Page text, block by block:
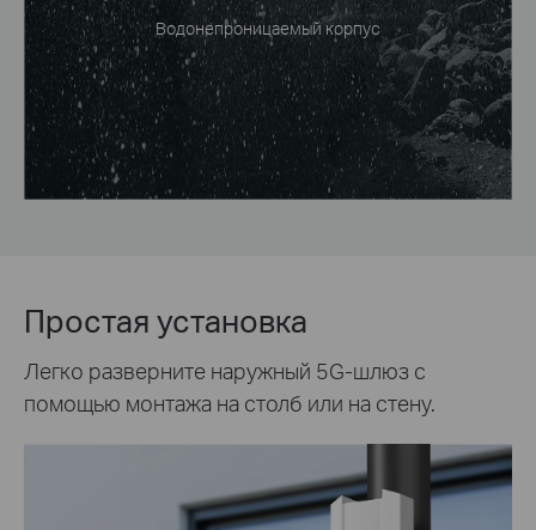
Водонепроницаемый корпус
Простая установка
Легко разверните наружный 5G-шлюз с
помощью монтажа на столб или на стену.